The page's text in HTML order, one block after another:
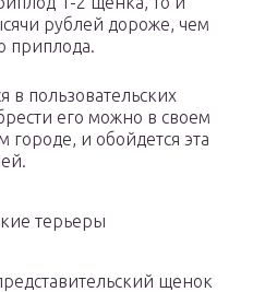
рублей дороже, чем
приплода.
в пользовательских
его можно в своем
и обойдется эта
терьеры
щенок